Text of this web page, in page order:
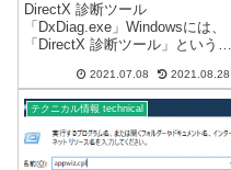
DirectX 診断ツール
「DxDiag.exe」Windowsには、
「DirectX 診断ツール」という機
診断ツール 起動方法Windows
で、 を選び、タスク バーの検索
ボックスに「dxdiag...
2021.07.08 2021.08.28
テクニカル情報 technical